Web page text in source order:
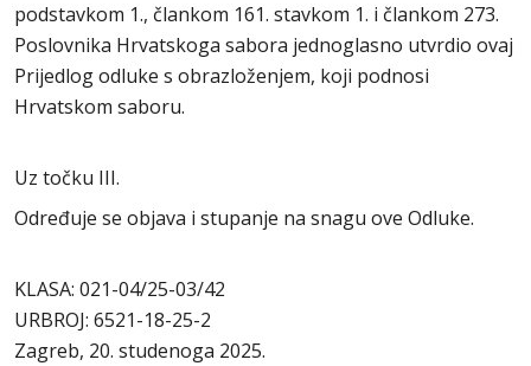
podstavkom 1., člankom 161. stavkom 1. i člankom 273.
Poslovnika Hrvatskoga sabora jednoglasno utvrdio ovaj
Prijedlog odluke s obrazloženjem, koji podnosi
Hrvatskom saboru.
Uz točku III.
Određuje se objava i stupanje na snagu ove Odluke.
KLASA: 021-04/25-03/42
URBROJ: 6521-18-25-2
Zagreb, 20. studenoga 2025.